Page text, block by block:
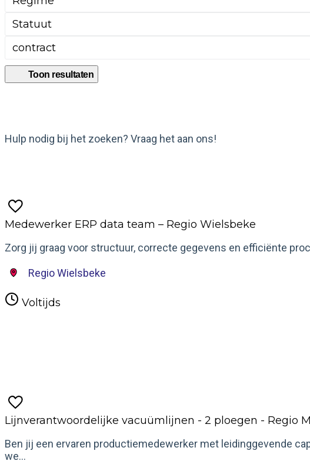
Statuut
contract
Toon resultaten
Hulp nodig bij het zoeken? Vraag het aan ons!
Medewerker ERP data team – Regio Wielsbeke
Zorg jij graag voor structuur, correcte gegevens en efficiënte
Regio Wielsbeke
Voltijds
Lijnverantwoordelijke vacuümlijnen - 2 ploegen - Regio
Ben jij een ervaren productiemedewerker met leidinggevende
we...